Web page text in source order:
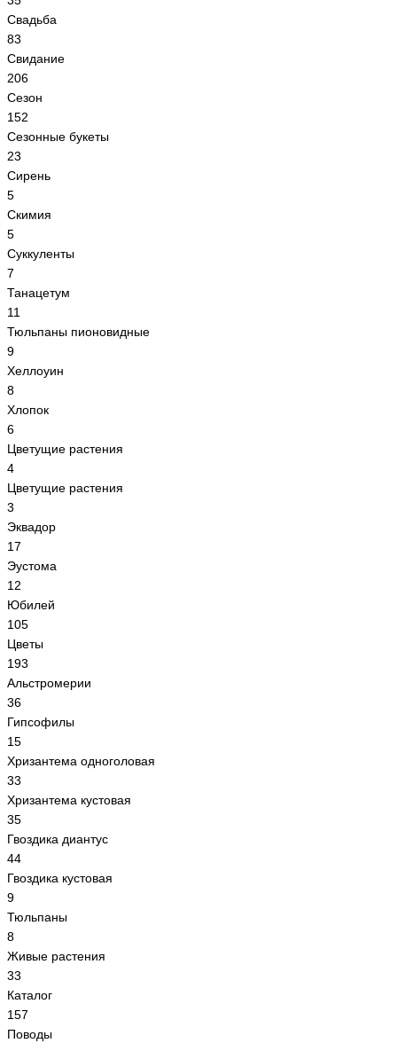
Свадьба
83
Свидание
206
Сезон
152
Сезонные букеты
23
Сирень
5
Скимия
5
Суккуленты
7
Танацетум
11
Тюльпаны пионовидные
9
Хеллоуин
8
Хлопок
6
Цветущие растения
4
Цветущие растения
3
Эквадор
17
Эустома
12
Юбилей
105
Цветы
193
Альстромерии
36
Гипсoфилы
15
Хризантема одноголовая
33
Хризантема кустовая
35
Гвоздика диантус
44
Гвоздика кустовая
9
Тюльпаны
8
Живые растения
33
Каталог
157
Поводы